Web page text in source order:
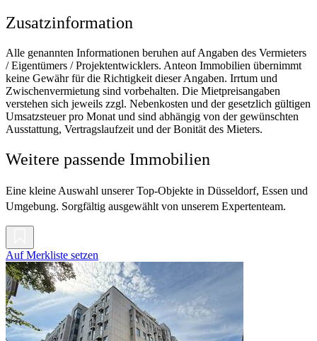
Zusatzinformation
Alle genannten Informationen beruhen auf Angaben des Vermieters
/ Eigentümers / Projektentwicklers. Anteon Immobilien übernimmt
keine Gewähr für die Richtigkeit dieser Angaben. Irrtum und
Zwischenvermietung sind vorbehalten. Die Mietpreisangaben
verstehen sich jeweils zzgl. Nebenkosten und der gesetzlich gültigen
Umsatzsteuer pro Monat und sind abhängig von der gewünschten
Ausstattung, Vertragslaufzeit und der Bonität des Mieters.
Weitere passende Immobilien
Eine kleine Auswahl unserer Top-Objekte in Düsseldorf, Essen und
Umgebung. Sorgfältig ausgewählt von unserem Expertenteam.
Auf Merkliste setzen